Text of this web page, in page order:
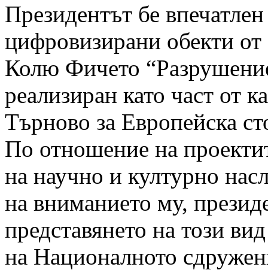
Президентът бе
цифровизирани обекти от
Колю Фичето
реализиран като част от
Търново за Европейска
По отношение на
на научно и културно
на вниманието му,
представянето на този
на Националното